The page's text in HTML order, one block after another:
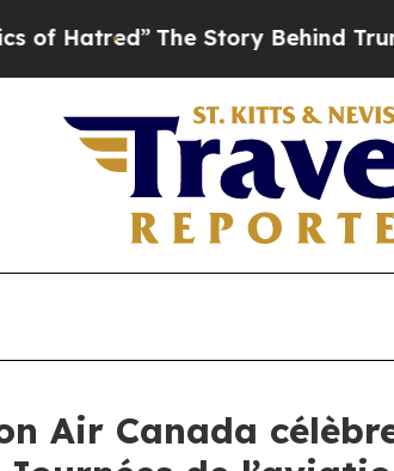
The Story Behind Trump’s
Air Canada